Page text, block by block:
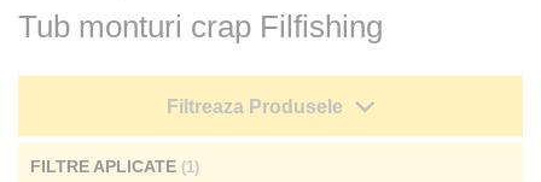
Tub monturi crap Filfishing
Filtreaza Produsele
FILTRE APLICATE